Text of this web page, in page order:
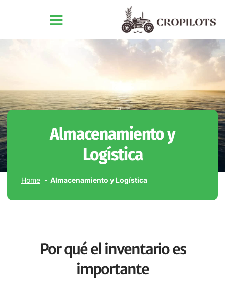
Almacenamiento y
Logística
Home Almacenamiento y Logística
Por qué el inventario es
importante